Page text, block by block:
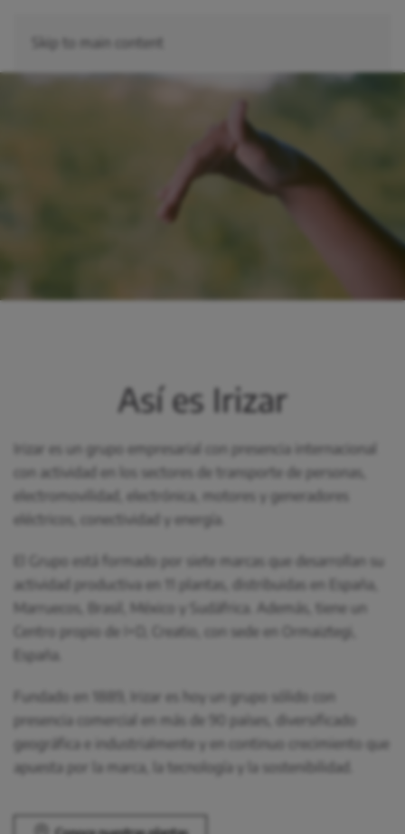
Skip to main content
Así es Irizar
Irizar es un grupo empresarial con presencia internacional
con actividad en los sectores de transporte de personas,
electromovilidad, electrónica, motores y generadores
eléctricos, conectividad y energía.
El Grupo está formado por siete marcas que desarrollan su
actividad productiva en 11 plantas, distribuidas en España,
Marruecos, Brasil, México y Sudáfrica. Además, tiene un
Centro propio de I+D, Creatio, con sede en Ormaiztegi,
España.
Fundado en 1889, Irizar es hoy un grupo sólido con
presencia comercial en más de 90 países, diversificado
geográfica e industrialmente y en continuo crecimiento que
apuesta por la marca, la tecnología y la sostenibilidad.